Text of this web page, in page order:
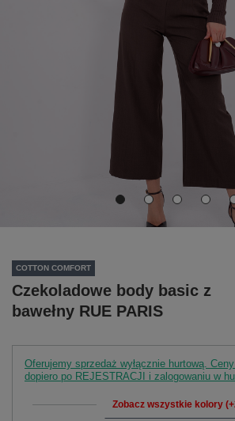
COTTON COMFORT
Czekoladowe body basic z
bawełny RUE PARIS
Oferujemy sprzedaż wyłącznie hurtową.
dopiero po REJESTRACJI i zalogowaniu w
Zobacz wszystkie kolory